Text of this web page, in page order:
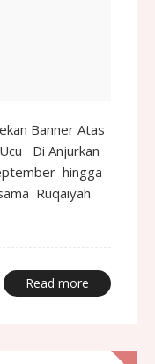
Banner Atas
Di Anjurkan
hingga
Ruqaiyah
Read more